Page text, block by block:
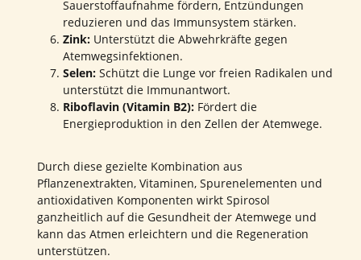
Sauerstoffaufnahme fördern, Entzündungen
reduzieren und das Immunsystem stärken.
Zink: Unterstützt die Abwehrkräfte gegen
Atemwegsinfektionen.
Selen: Schützt die Lunge vor freien Radikalen und
unterstützt die Immunantwort.
Riboflavin (Vitamin B2): Fördert die
Energieproduktion in den Zellen der Atemwege.
Durch diese gezielte Kombination aus
Pflanzenextrakten, Vitaminen, Spurenelementen und
antioxidativen Komponenten wirkt Spirosol
ganzheitlich auf die Gesundheit der Atemwege und
kann das Atmen erleichtern und die Regeneration
unterstützen.